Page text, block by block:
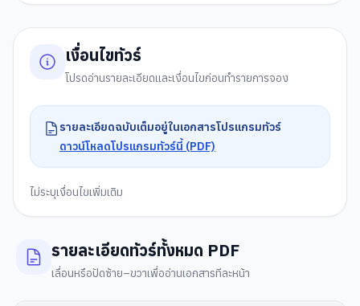
เงื่อนไขทัวร์
โปรดอ่านรายละเอียดและเงื่อนไขก่อนทำรายการจอง
รายละเอียดฉบับเต็มอยู่ในเอกสารโปรแกรมทัวร์
ดาวน์โหลดโปรแกรมทัวร์นี้ (PDF)
ไม่ระบุเงื่อนไขเพิ่มเติม
รายละเอียดทัวร์ทั้งหมด PDF
เลื่อนหรือปัดซ้าย–ขวาเพื่ออ่านเอกสารทีละหน้า